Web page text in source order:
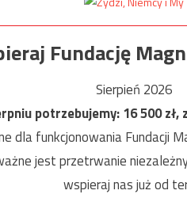
Fundację
Sierpień 2026
potrzebujemy:16 500zł,
dla funkcjonowania Fundacji
jest przetrwanie
wspieraj nas już od